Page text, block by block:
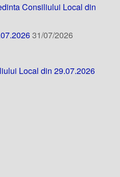
Consiliului Local din
31/07/2026
Local din 29.07.2026